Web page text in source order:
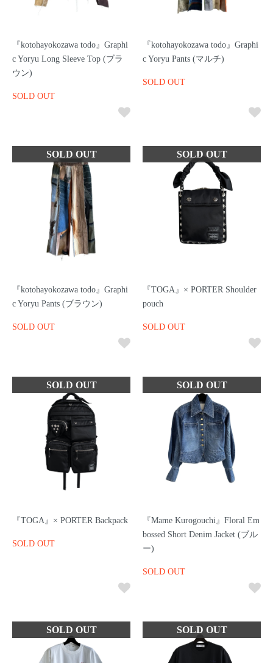
『kotohayokozawa todo』Graphi
c Yoryu Long Sleeve Top (ブラ
ウン)
SOLD OUT
『kotohayokozawa todo』Graphi
c Yoryu Pants (マルチ)
SOLD OUT
『kotohayokozawa todo』Graphi
c Yoryu Pants (ブラウン)
SOLD OUT
『TOGA』× PORTER Shoulder
pouch
SOLD OUT
『TOGA』× PORTER Backpack
SOLD OUT
『Mame Kurogouchi』Floral Em
bossed Short Denim Jacket (ブル
ー)
SOLD OUT